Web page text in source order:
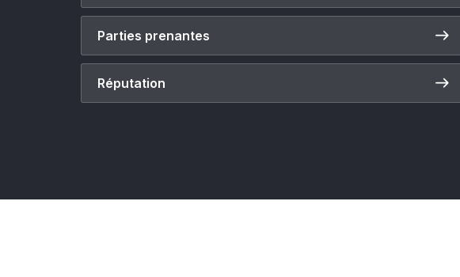
Parties prenantes
Réputation